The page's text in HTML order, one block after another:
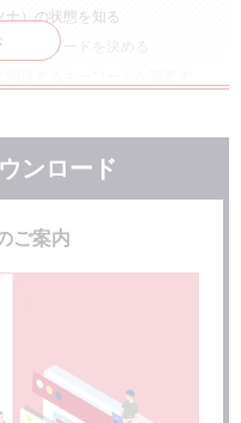
ナ）の状態を知る
キーワードを決める
るかを決める
考え方
が重要
ンロード
ご案内